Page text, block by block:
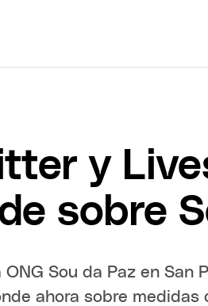
y
sobre
Sou da Paz en San
ahora sobre medidas